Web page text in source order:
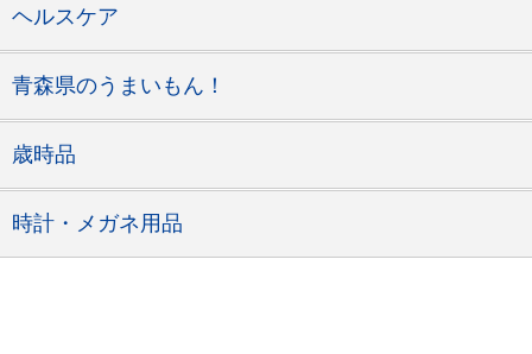
ヘルスケア
青森県のうまいもん！
歳時品
時計・メガネ用品